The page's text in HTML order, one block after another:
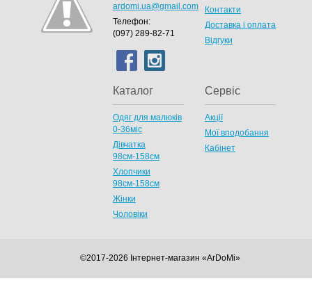
ardomi.ua@gmail.com
Телефон:
(097) 289-82-71
Контакти
Доставка і оплата
Відгуки
Каталог
Одяг для малюків
0-36міс
Дівчатка
98cм-158см
Хлопчики
98см-158см
Жінки
Чоловіки
Сервіс
Акції
Мої вподобання
Кабінет
©2017-2026 Інтернет-магазин «ArDoMi»